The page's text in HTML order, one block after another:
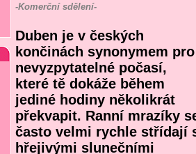
-Komerční sdělení-
Duben je v českých
končinách synonymem pro
nevyzpytatelné počasí,
které tě dokáže během
jediné hodiny několikrát
překvapit. Ranní mrazíky
často velmi rychle střídají
hřejivými slunečními